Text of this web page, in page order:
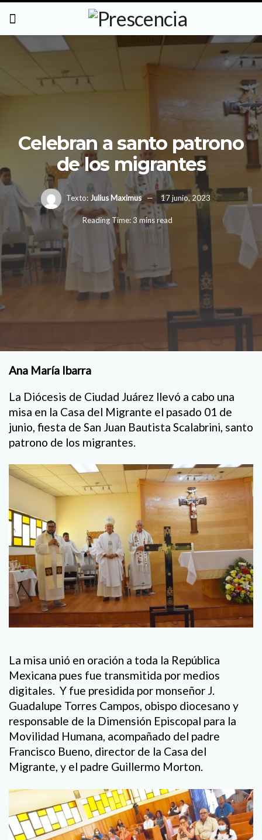
Celebran a santo patrono
de los migrantes
Texto: Julius Maximus 17 junio, 2023
Reading Time: 3 mins read
Ana María Ibarra
La Diócesis de Ciudad Juárez llevó a cabo una
misa en la Casa del Migrante el pasado 01 de
junio, fiesta de San Juan Bautista Scalabrini, santo
patrono de los migrantes.
La misa unió en oración a toda la República
Mexicana pues fue transmitida por medios
digitales. Y fue presidida por monseñor J.
Guadalupe Torres Campos, obispo diocesano y
responsable de la Dimensión Episcopal para la
Movilidad Humana, acompañado del padre
Francisco Bueno, director de la Casa del
Migrante, y el padre Guillermo Morton.